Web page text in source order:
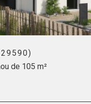
de 105 m²